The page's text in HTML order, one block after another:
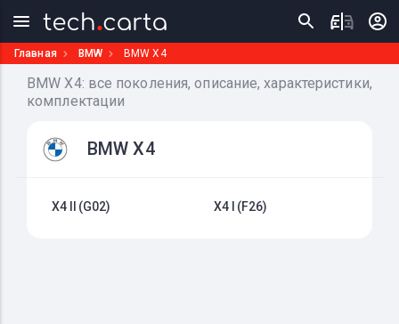
Главная BMW BMW X4
BMW X4: все поколения, описание, характеристики,
комплектации
BMW X4
X4 II (G02) X4 I (F26)